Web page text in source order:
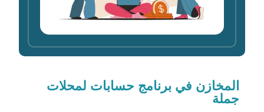
المخازن في برنامج حسابات لمحلات
جملة